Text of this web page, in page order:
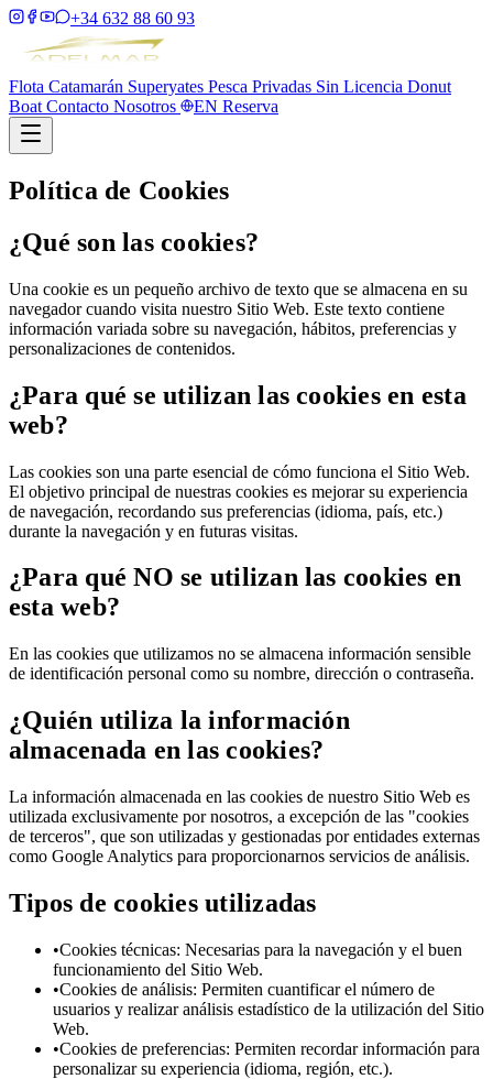
+34 632 88 60 93
Flota Catamarán Superyates Pesca Privadas Sin Licencia Donut
Boat Contacto Nosotros EN Reserva
Política de Cookies
¿Qué son las cookies?
Una cookie es un pequeño archivo de texto que se almacena en su
navegador cuando visita nuestro Sitio Web. Este texto contiene
información variada sobre su navegación, hábitos, preferencias y
personalizaciones de contenidos.
¿Para qué se utilizan las cookies en esta
web?
Las cookies son una parte esencial de cómo funciona el Sitio Web.
El objetivo principal de nuestras cookies es mejorar su experiencia
de navegación, recordando sus preferencias (idioma, país, etc.)
durante la navegación y en futuras visitas.
¿Para qué NO se utilizan las cookies en
esta web?
En las cookies que utilizamos no se almacena información sensible
de identificación personal como su nombre, dirección o contraseña.
¿Quién utiliza la información
almacenada en las cookies?
La información almacenada en las cookies de nuestro Sitio Web es
utilizada exclusivamente por nosotros, a excepción de las "cookies
de terceros", que son utilizadas y gestionadas por entidades externas
como Google Analytics para proporcionarnos servicios de análisis.
Tipos de cookies utilizadas
•Cookies técnicas: Necesarias para la navegación y el buen
funcionamiento del Sitio Web.
•Cookies de análisis: Permiten cuantificar el número de
usuarios y realizar análisis estadístico de la utilización del Sitio
Web.
•Cookies de preferencias: Permiten recordar información para
personalizar su experiencia (idioma, región, etc.).